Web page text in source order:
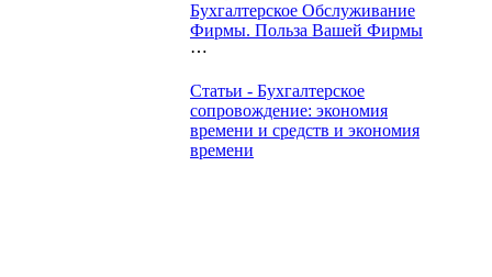
Бухгалтерское Обслуживание
Фирмы. Польза Вашей Фирмы
⋯
Статьи - Бухгалтерское
сопровождение: экономия
времени и средств и экономия
времени